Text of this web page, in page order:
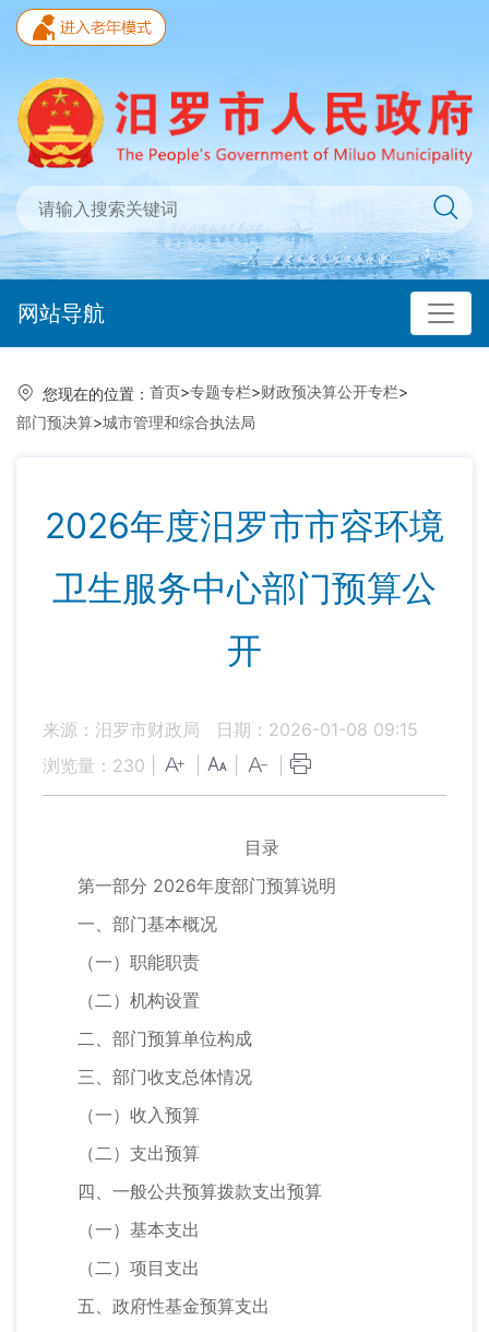
网站导航
您现在的位置： 首页>专题专栏>财政预决算公开专栏>
部门预决算>城市管理和综合执法局
2026年度汨罗市市容环境
卫生服务中心部门预算公
开
来源：汨罗市财政局
日期：2026-01-08 09:15
浏览量： 230
目录
第一部分 2026年度部门预算说明
一、部门基本概况
（一）职能职责
（二）机构设置
二、部门预算单位构成
三、部门收支总体情况
（一）收入预算
（二）支出预算
四、一般公共预算拨款支出预算
（一）基本支出
（二）项目支出
五、政府性基金预算支出